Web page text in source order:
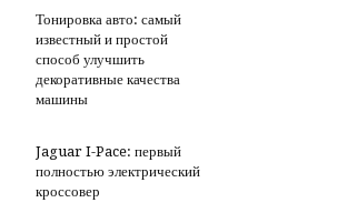
Тонировка авто: самый
известный и простой
способ улучшить
декоративные качества
машины
Jaguar I-Pace: первый
полностью электрический
кроссовер